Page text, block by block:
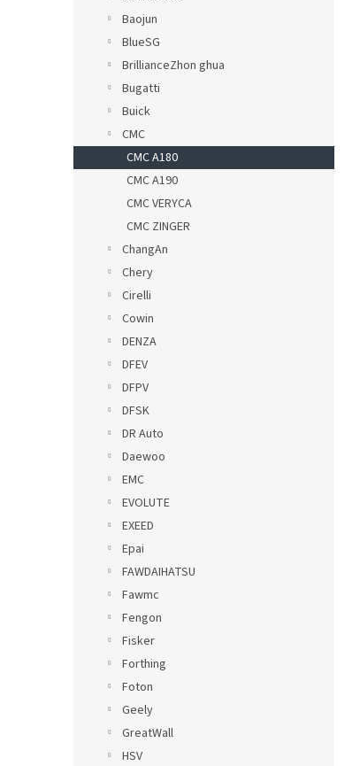
Baojun
BlueSG
BrillianceZhon ghua
Bugatti
Buick
CMC
CMC A180
CMC A190
CMC VERYCA
CMC ZINGER
ChangAn
Chery
Cirelli
Cowin
DENZA
DFEV
DFPV
DFSK
DR Auto
Daewoo
EMC
EVOLUTE
EXEED
Epai
FAWDAIHATSU
Fawmc
Fengon
Fisker
Forthing
Foton
Geely
GreatWall
HSV